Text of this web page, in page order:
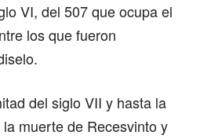
VI, del 507 que ocupa el
los que fueron
del siglo VII y hasta la
muerte de Recesvinto y